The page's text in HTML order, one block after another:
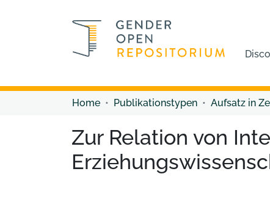
Home Publikationstypen Aufsatz in
Zur Relation von